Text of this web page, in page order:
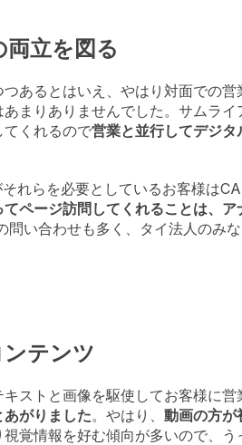
立を図る
あるとはいえ、やはり対面での
まりありませんでした。サムライ
てくれるので営業と並行してデジタ
れらを必要としているお客様は
てページ訪問してくれることは、
い合わせも多く、タイ法人のみ
テンツ
ストと画像を駆使してお客様に営
がりました。やはり、 動画の方が
覚情報を好む傾向が多いので、う